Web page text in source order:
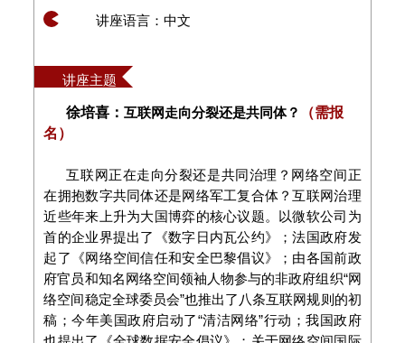
讲座语言：中文
讲座主题
徐培喜：互联网走向分裂还是共同体？
（需报
名）
互联网正在走向分裂还是共同治理？网络空间正
在拥抱数字共同体还是网络军工复合体？互联网治理
近些年来上升为大国博弈的核心议题。以微软公司为
首的企业界提出了《数字日内瓦公约》；法国政府发
起了《网络空间信任和安全巴黎倡议》；由各国前政
府官员和知名网络空间领袖人物参与的非政府组织“网
络空间稳定全球委员会”也推出了八条互联网规则的初
稿；今年美国政府启动了“清洁网络”行动；我国政府